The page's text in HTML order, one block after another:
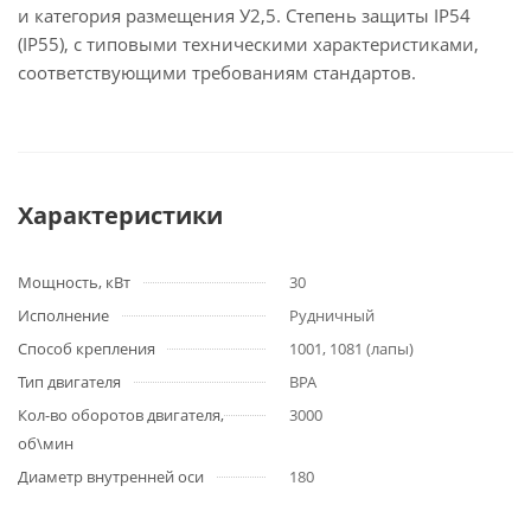
и категория размещения У2,5. Степень защиты IP54
(IP55), с типовыми техническими характеристиками,
соответствующими требованиям стандартов.
Характеристики
Мощность, кВт
30
Исполнение
Рудничный
Способ крепления
1001, 1081 (лапы)
Тип двигателя
ВРА
Кол-во оборотов двигателя,
об\мин
3000
Диаметр внутренней оси 180